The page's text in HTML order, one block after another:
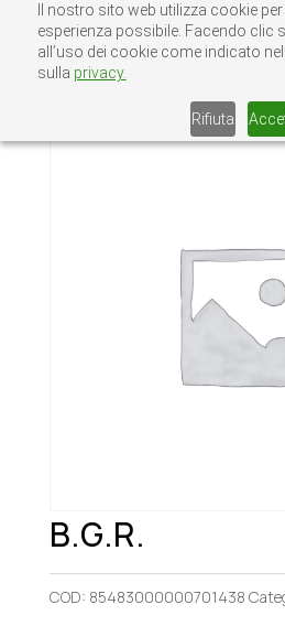
Il nostro sito web utilizza cookie
esperienza possibile. Facendo clic
all’uso dei cookie come indicato
sulla privacy.
Rifiuta
Home/Senza categoria
B.G.R.
COD: 85483000000701438